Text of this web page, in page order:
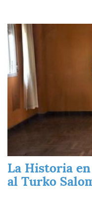
Imagen
La Historia
al Turko